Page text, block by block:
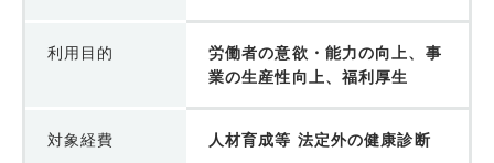
利用目的
労働者の意欲・能力の向上、事
業の生産性向上、福利厚生
対象経費 人材育成等 法定外の健康診断